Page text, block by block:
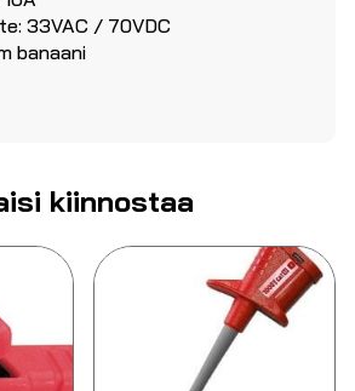
33VAC / 70VDC
banaani
kiinnostaa